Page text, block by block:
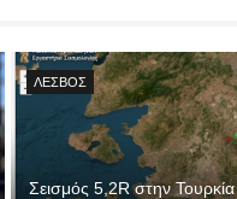
ΛΕΣΒΟΣ
Σεισμός 5,2R στην Τουρκία